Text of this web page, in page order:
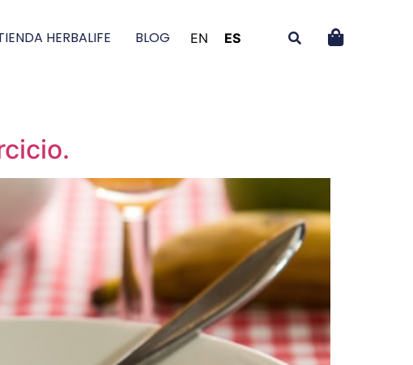
HERBALIFE BLOG EN ES